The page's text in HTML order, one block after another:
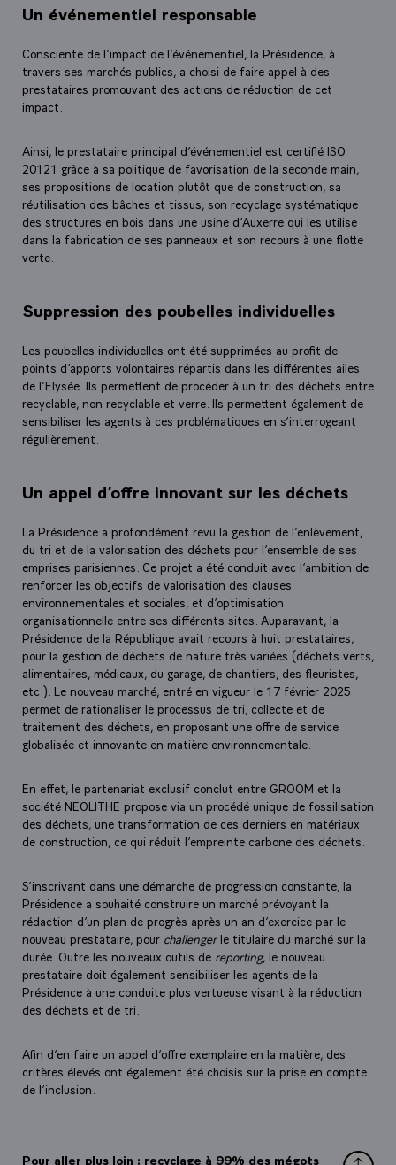
Un événementiel responsable
Consciente de l’impact de l’événementiel, la Présidence, à
travers ses marchés publics, a choisi de faire appel à des
prestataires promouvant des actions de réduction de cet
impact.
Ainsi, le prestataire principal d’événementiel est certifié ISO
20121 grâce à sa politique de favorisation de la seconde main,
ses propositions de location plutôt que de construction, sa
réutilisation des bâches et tissus, son recyclage systématique
des structures en bois dans une usine d’Auxerre qui les utilise
dans la fabrication de ses panneaux et son recours à une flotte
verte.
Suppression des poubelles individuelles
Les poubelles individuelles ont été supprimées au profit de
points d’apports volontaires répartis dans les différentes ailes
de l’Elysée. Ils permettent de procéder à un tri des déchets entre
recyclable, non recyclable et verre. Ils permettent également de
sensibiliser les agents à ces problématiques en s’interrogeant
régulièrement.
Un appel d’offre innovant sur les déchets
La Présidence a profondément revu la gestion de l’enlèvement,
du tri et de la valorisation des déchets pour l’ensemble de ses
emprises parisiennes. Ce projet a été conduit avec l’ambition de
renforcer les objectifs de valorisation des clauses
environnementales et sociales, et d’optimisation
organisationnelle entre ses différents sites. Auparavant, la
Présidence de la République avait recours à huit prestataires,
pour la gestion de déchets de nature très variées (déchets verts,
alimentaires, médicaux, du garage, de chantiers, des fleuristes,
etc.). Le nouveau marché, entré en vigueur le 17 février 2025
permet de rationaliser le processus de tri, collecte et de
traitement des déchets, en proposant une offre de service
globalisée et innovante en matière environnementale.
En effet, le partenariat exclusif conclut entre GROOM et la
société NEOLITHE propose via un procédé unique de fossilisation
des déchets, une transformation de ces derniers en matériaux
de construction, ce qui réduit l’empreinte carbone des déchets.
S’inscrivant dans une démarche de progression constante, la
Présidence a souhaité construire un marché prévoyant la
rédaction d’un plan de progrès après un an d’exercice par le
nouveau prestataire, pour challengerle titulaire du marché sur la
durée. Outre les nouveaux outils de reporting, le nouveau
prestataire doit également sensibiliser les agents de la
Présidence à une conduite plus vertueuse visant à la réduction
des déchets et de tri.
Afin d’en faire un appel d’offre exemplaire en la matière, des
critères élevés ont également été choisis sur la prise en compte
de l’inclusion.
Pour aller plus loin : recyclage à 99% des mégots